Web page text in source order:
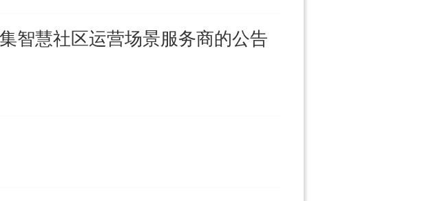
智慧社区运营场景服务商的公告